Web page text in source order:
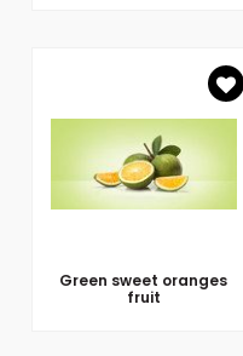
Green sweet oranges
fruit